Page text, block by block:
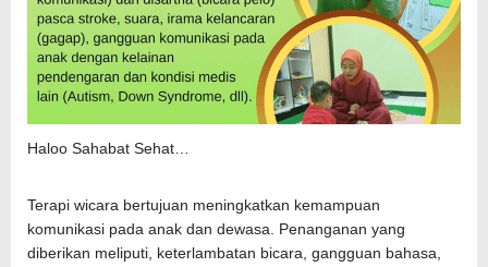
Haloo Sahabat Sehat…
Terapi wicara bertujuan meningkatkan kemampuan
komunikasi pada anak dan dewasa. Penanganan yang
diberikan meliputi, keterlambatan bicara, gangguan bahasa,